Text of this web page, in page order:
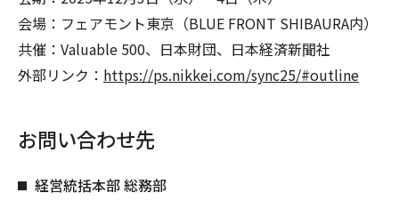
会場：フェアモント東京（BLUE FRONT SHIBAURA内）
共催：Valuable 500、日本財団、日本経済新聞社
外部リンク： https://ps.nikkei.com/sync25/#outline
お問い合わせ先
経営統括本部 総務部